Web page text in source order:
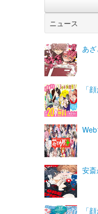
ニュース
あ
「
安
「